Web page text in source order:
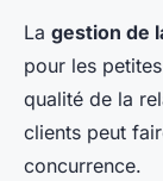
La gestion de
pour les
qualité de la
clients peut
concurrence.